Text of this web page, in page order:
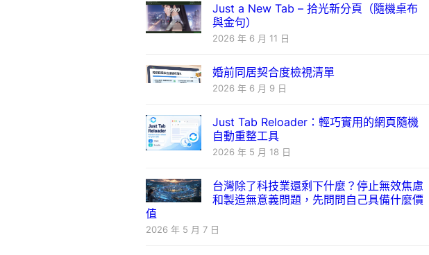
Just a New Tab – 拾光新分頁（隨機桌布
與金句）
2026 年 6 月 11 日
婚前同居契合度檢視清單
2026 年 6 月 9 日
Just Tab Reloader：輕巧實用的網頁隨機
自動重整工具
2026 年 5 月 18 日
台灣除了科技業還剩下什麼？停止無效焦慮
和製造無意義問題，先問問自己具備什麼價
值
2026 年 5 月 7 日